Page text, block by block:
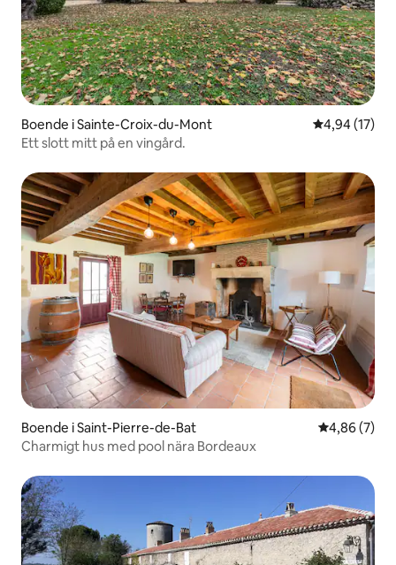
Boende i Sainte-Croix-du-Mont 4,94 av 5 i
4,94 (17)
Ett slott mitt på en vingård.
Boende i Saint-Pierre-de-Bat 4,86 av 5 i
4,86 (7)
Charmigt hus med pool nära Bordeaux